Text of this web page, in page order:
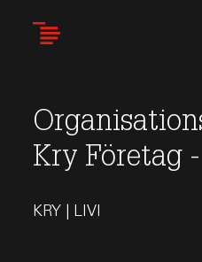
Kry Företag
KRY | LIVI